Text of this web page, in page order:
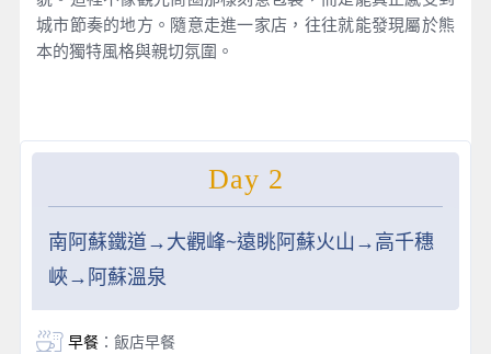
城市節奏的地方。隨意走進一家店，往往就能發現屬於熊
本的獨特風格與親切氛圍。
Day 2
南阿蘇鐵道→大觀峰~遠眺阿蘇火山→高千穗
峽→阿蘇溫泉
早餐：飯店早餐